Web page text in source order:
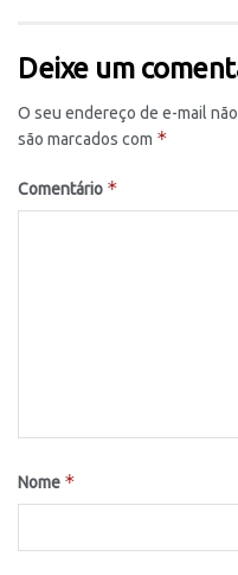
Deixe um
O seu endereço de e-mail
são marcados com *
Comentário *
Nome *